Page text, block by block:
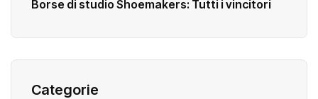
Borse di studio Shoemakers: Tutti i vincitori
Categorie